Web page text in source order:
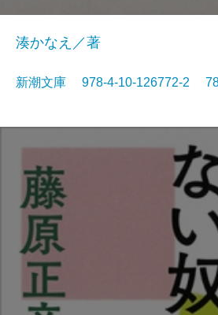
湊かなえ／著
新潮文庫 978-4-10-126772-2